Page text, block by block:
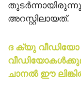
അറസ്റ്റിലായത്.
ദ ക്യു വീഡിയോ
ചാനല്‍ ഈ